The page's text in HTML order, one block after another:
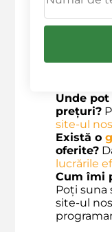
reparatie,
Găsesc
toate
Ce
Unde
prețuri?
site-ul
Există o
oferite?
lucrările
Cum îmi
Poți suna
site-ul